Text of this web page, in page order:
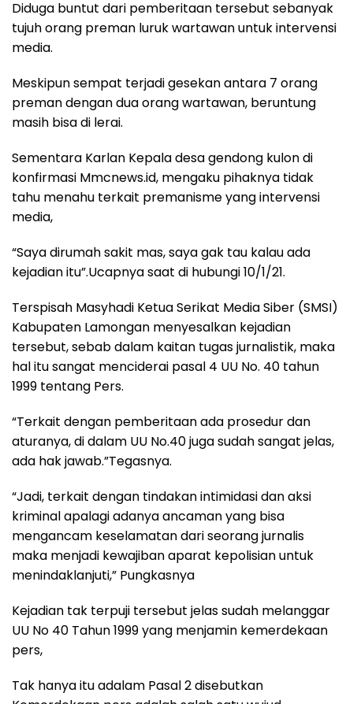
Diduga buntut dari pemberitaan tersebut sebanyak
tujuh orang preman luruk wartawan untuk intervensi
media.
Meskipun sempat terjadi gesekan antara 7 orang
preman dengan dua orang wartawan, beruntung
masih bisa di lerai.
Sementara Karlan Kepala desa gendong kulon di
konfirmasi Mmcnews.id, mengaku pihaknya tidak
tahu menahu terkait premanisme yang intervensi
media,
“Saya dirumah sakit mas, saya gak tau kalau ada
kejadian itu”.Ucapnya saat di hubungi 10/1/21.
Terspisah Masyhadi Ketua Serikat Media Siber (SMSI)
Kabupaten Lamongan menyesalkan kejadian
tersebut, sebab dalam kaitan tugas jurnalistik, maka
hal itu sangat menciderai pasal 4 UU No. 40 tahun
1999 tentang Pers.
“Terkait dengan pemberitaan ada prosedur dan
aturanya, di dalam UU No.40 juga sudah sangat jelas,
ada hak jawab.”Tegasnya.
“Jadi, terkait dengan tindakan intimidasi dan aksi
kriminal apalagi adanya ancaman yang bisa
mengancam keselamatan dari seorang jurnalis
maka menjadi kewajiban aparat kepolisian untuk
menindaklanjuti,” Pungkasnya
Kejadian tak terpuji tersebut jelas sudah melanggar
UU No 40 Tahun 1999 yang menjamin kemerdekaan
pers,
Tak hanya itu adalam Pasal 2 disebutkan